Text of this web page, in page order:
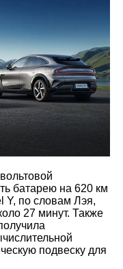
батарею на 620 км
Y, по словам Лэя,
27 минут. Также
подвеску для